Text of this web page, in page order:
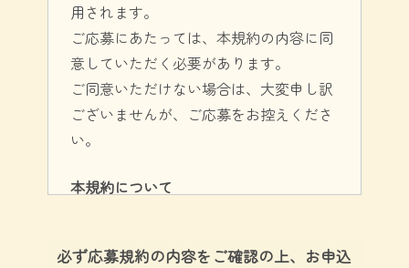
用されます。
ご応募にあたっては、本規約の内容に同
意していただく必要があります。
ご同意いただけない場合は、大変申し訳
ございませんが、ご応募をお控えくださ
い。
本規約について
必ず応募規約の内容をご確認の上、お申込